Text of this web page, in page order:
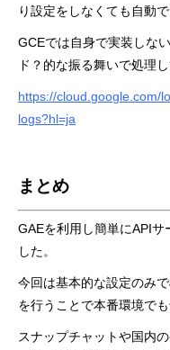
り設定をしなくても自動
GCEでは自身で実装しな
ド？的な振る舞いで処理し
https://cloud.google.com/
logs?hl=ja
まとめ
GAEを利用し簡単にAPIサ
した。
今回は基本的な設定のみ
を行うことで本番環境で
スナップチャットや国内